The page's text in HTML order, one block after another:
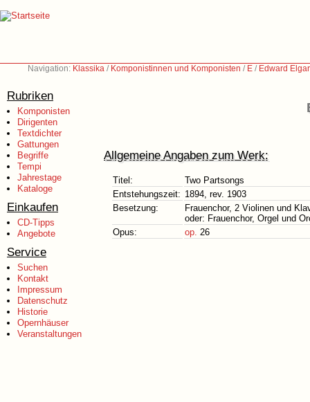
Navigation: Klassika / Komponistinnen und Komponisten / E / Edward
Rubriken
Komponisten
Dirigenten
Textdichter
Gattungen
Begriffe
Tempi
Jahrestage
Kataloge
Einkaufen
CD-Tipps
Angebote
Service
Suchen
Kontakt
Impressum
Datenschutz
Historie
Opernhäuser
Veranstaltungen
Allgemeine Angaben zum Werk:
Titel:
Two Partsongs
Entstehungszeit: 1894, rev. 1903
Besetzung:
Frauenchor, 2 Violinen und
oder: Frauenchor, Orgel und
Opus:
op. 26